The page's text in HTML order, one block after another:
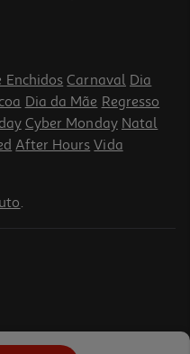
Screen Preto
20h Azul
Enchidos Carnaval Dia
Dia da Mãe Regresso
Cyber Monday Natal
After Hours Vida
.